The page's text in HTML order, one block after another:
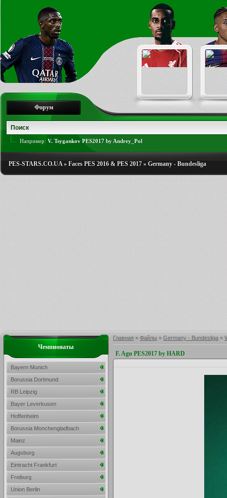
Форум
Например: V. Tsygankov PES2017 by Andrey_Pol
PES-STARS.CO.UA» Faces PES 2016 & PES 2017 » Germany - Bundesliga
Главная » Файлы » Germany - Bundesliga »
F. Agu PES2017 by HARD
Чемпионаты
Bayern Munich
Borussia Dortmund
RB Leipzig
Bayer Leverkusen
Hoffenheim
Borussia Monchengladbach
Mainz
Augsburg
Eintracht Frankfurt
Freiburg
Union Berlin